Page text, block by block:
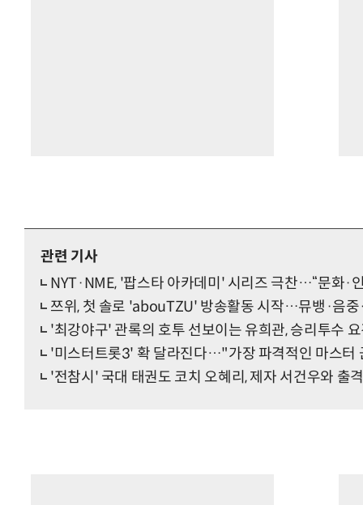
관련 기사
NYT·NME, '팝스타 아카데미' 시리즈 극찬…“문화·
쯔위, 첫 솔로 'abouTZU' 방송활동 시작…뮤뱅·음
'최강야구' 관록의 호투 선보이는 유희관, 승리투수
'미스터트롯3' 확 달라진다…"가장 파격적인 마스터
'전참시' 국대 태권도 코치 오혜리, 제자 서건우와 출